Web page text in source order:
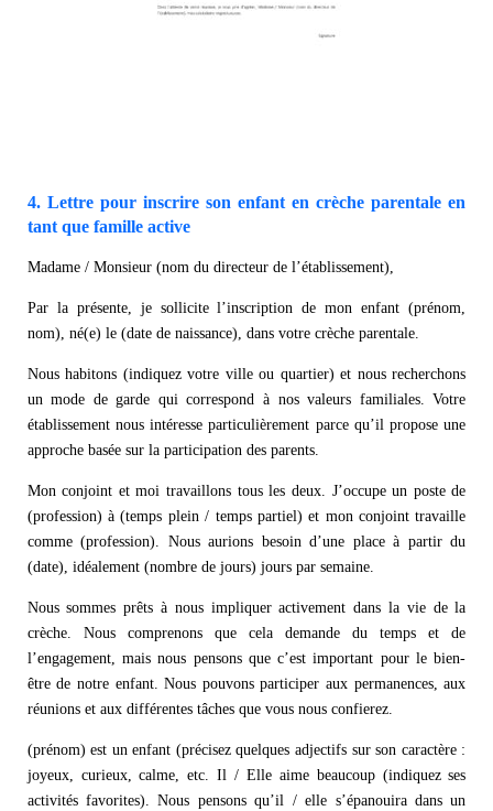
4. Lettre pour inscrire son enfant en crèche parentale en
tant que famille active
Madame / Monsieur (nom du directeur de l’établissement),
Par la présente, je sollicite l’inscription de mon enfant (prénom,
nom), né(e) le (date de naissance), dans votre crèche parentale.
Nous habitons (indiquez votre ville ou quartier) et nous recherchons
un mode de garde qui correspond à nos valeurs familiales. Votre
établissement nous intéresse particulièrement parce qu’il propose une
approche basée sur la participation des parents.
Mon conjoint et moi travaillons tous les deux. J’occupe un poste de
(profession) à (temps plein / temps partiel) et mon conjoint travaille
comme (profession). Nous aurions besoin d’une place à partir du
(date), idéalement (nombre de jours) jours par semaine.
Nous sommes prêts à nous impliquer activement dans la vie de la
crèche. Nous comprenons que cela demande du temps et de
l’engagement, mais nous pensons que c’est important pour le bien-
être de notre enfant. Nous pouvons participer aux permanences, aux
réunions et aux différentes tâches que vous nous confierez.
(prénom) est un enfant (précisez quelques adjectifs sur son caractère :
joyeux, curieux, calme, etc. Il / Elle aime beaucoup (indiquez ses
activités favorites). Nous pensons qu’il / elle s’épanouira dans un